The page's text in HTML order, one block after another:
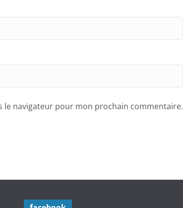
navigateur pour mon prochain commentaire.